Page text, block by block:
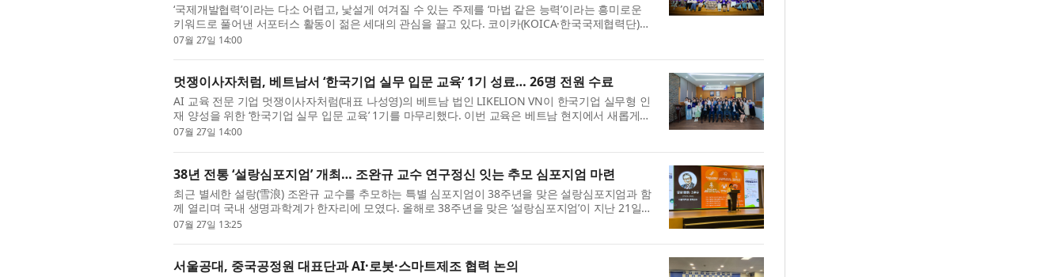
‘국제개발협력’이라는 다소 어렵고, 낯설게 여겨질 수 있는 주제를 ‘마법 같은 능력’이라는 흥미로운
키워드로 풀어낸 서포터스 활동이 젊은 세대의 관심을 끌고 있다. 코이카(KOICA·한국국제협력단)는
지난 24일 오후 경기도 성남시 코이카 본부에서 글로벌 서포터...
07월 27일 14:00
멋쟁이사자처럼, 베트남서 ‘한국기업 실무 입문 교육’ 1기 성료… 26명 전원 수료
AI 교육 전문 기업 멋쟁이사자처럼(대표 나성영)의 베트남 법인 LIKELION VN이 한국기업 실무형 인
재 양성을 위한 ‘한국기업 실무 입문 교육’ 1기를 마무리했다. 이번 교육은 베트남 현지에서 새롭게
마련된 한국기업 실무 온보딩 과정으로, LIKELION VN이 커리큘럼 ...
07월 27일 14:00
38년 전통 ‘설랑심포지엄’ 개최… 조완규 교수 연구정신 잇는 추모 심포지엄 마련
최근 별세한 설랑(雪浪) 조완규 교수를 추모하는 특별 심포지엄이 38주년을 맞은 설랑심포지엄과 함
께 열리며 국내 생명과학계가 한자리에 모였다. 올해로 38주년을 맞은 ‘설랑심포지엄’이 지난 21일부
터 23일까지 충남 부여 롯데리조트에서 개최됐다. 38년의 역사를...
07월 27일 13:25
서울공대, 중국공정원 대표단과 AI·로봇·스마트제조 협력 논의